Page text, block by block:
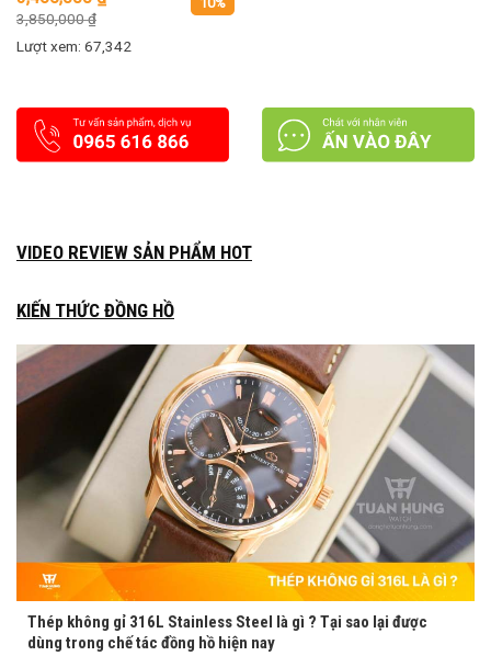
3,850,000₫
Lượt xem: 67,342
VIDEO REVIEW SẢN PHẨM HOT
KIẾN THỨC ĐỒNG HỒ
Thép không gỉ 316L Stainless Steel là gì ? Tại sao lại được
dùng trong chế tác đồng hồ hiện nay